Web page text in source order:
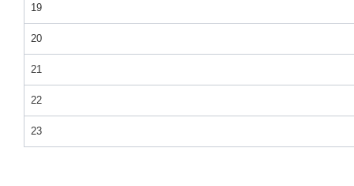
19
20
21
22
23